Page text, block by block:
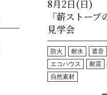
8月2日(日)
「薪ストー
見学会
防火 耐水 遮音
エコハウス
耐震
自然素材